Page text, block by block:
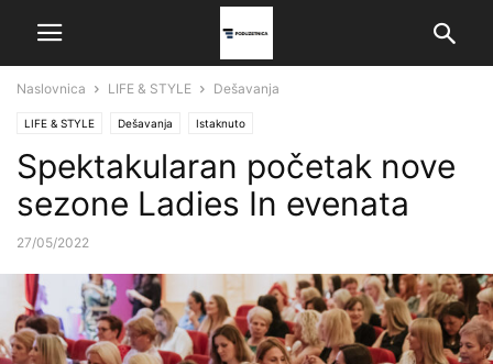
Naslovnica LIFE & STYLE Dešavanja
LIFE & STYLE Dešavanja Istaknuto
Spektakularan početak nove
sezone Ladies In evenata
27/05/2022